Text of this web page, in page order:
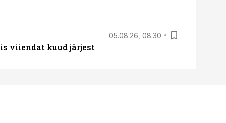
05.08.26, 08:30
viiendat kuud järjest